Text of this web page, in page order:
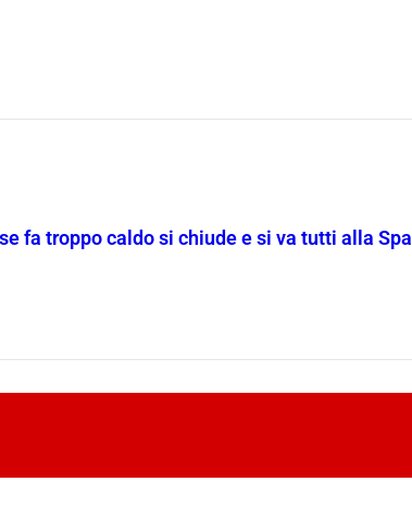
fa troppo caldo si chiude e si va tutti alla Spa